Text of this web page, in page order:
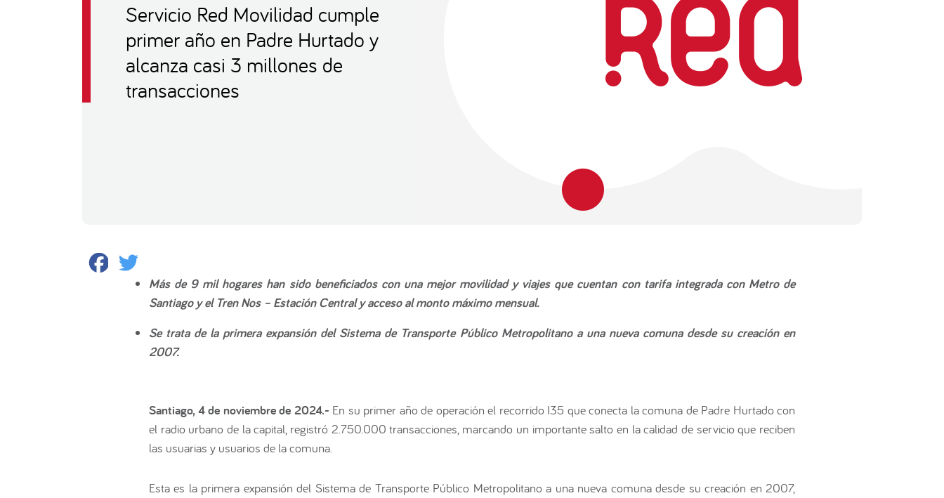
Servicio Red Movilidad cumple
primer año en Padre Hurtado y
alcanza casi 3 millones de
transacciones
Facebook
Más de 9 mil hogares han sido beneficiados con una mejor movilidad y viajes que cuentan con tarifa integrada con Metro de
Santiago y el Tren Nos – Estación Central y acceso al monto máximo mensual.
Se trata de la primera expansión del Sistema de Transporte Público Metropolitano a una nueva comuna desde su creación en
2007.
Santiago, 4 de noviembre de 2024.- En su primer año de operación el recorrido I35 que conecta la comuna de Padre Hurtado con
el radio urbano de la capital, registró 2.750.000 transacciones, marcando un importante salto en la calidad de servicio que reciben
las usuarias y usuarios de la comuna.
Esta es la primera expansión del Sistema de Transporte Público Metropolitano a una nueva comuna desde su creación en 2007,